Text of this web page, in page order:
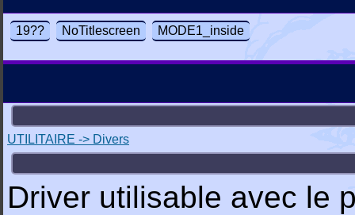
19?? NoTitlescreen MODE1_inside
UTILITAIRE -> Divers
Driver utilisable avec le